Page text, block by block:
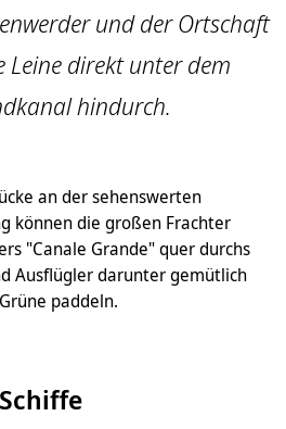
und der Ortschaft
Leine direkt unter dem
hindurch.
an der sehenswerten
können die großen Frachter
"Canale Grande" quer durchs
Ausflügler darunter gemütlich
paddeln.